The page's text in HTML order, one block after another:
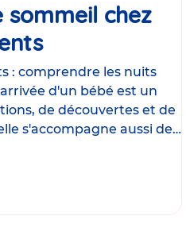
sommeil chez
Article
: comprendre les nuits
d'un bébé est un
de découvertes et de
s'accompagne aussi de